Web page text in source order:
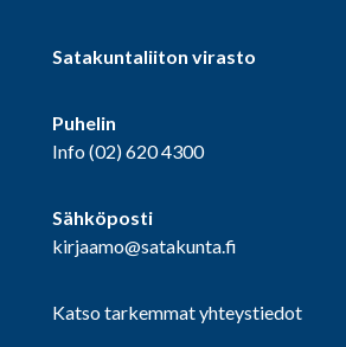
Satakuntaliiton virasto
Puhelin
Info(02) 620 4300
Sähköposti
kirjaamo@satakunta.fi
Katso tarkemmat yhteystiedot